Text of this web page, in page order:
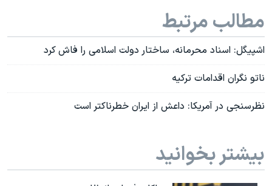
مطالب مرتبط
اشپیگل: اسناد محرمانه، ساختار دولت اسلامی را فاش کرد
ناتو نگران اقدامات ترکیه
نظرسنجی در آمریکا: داعش از ایران خطرناکتر است
بیشتر بخوانید